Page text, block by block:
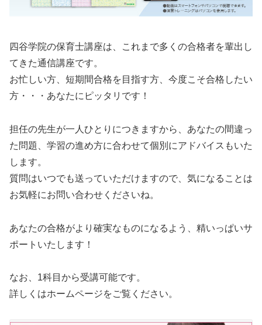
四谷学院の保育士講座は、これまで多くの合格者を輩出し
てきた通信講座です。
お忙しい方、短期間合格を目指す方、今度こそ合格したい
方・・・あなたにピッタリです！
担任の先生が一人ひとりにつきますから、あなたの間違っ
た問題、学習の進め方に合わせて個別にアドバイスもいた
します。
質問はいつでも送っていただけますので、気になることは
お気軽にお問い合わせくださいね。
あなたの合格がより確実なものになるよう、精いっぱいサ
ポートいたします！
なお、1科目から受講可能です。
詳しくはホームページをご覧ください。